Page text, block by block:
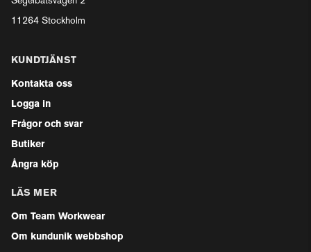
11264 Stockholm
KUNDTJÄNST
Kontakta oss
Logga in
Frågor och svar
Butiker
Ångra köp
LÄS MER
Om Team Workwear
Om kundunik webbshop